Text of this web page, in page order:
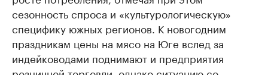
сезонность спроса и «культурологическую»
специфику южных регионов. К новогодним
праздникам цены на мясо на Юге вслед за
индейководами поднимают и предприятия